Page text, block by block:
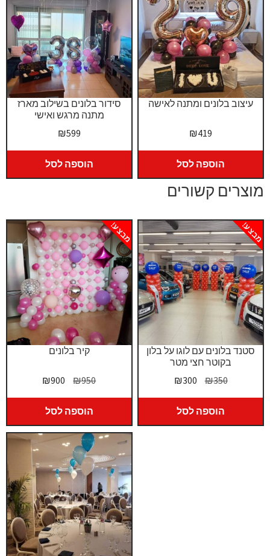
סידור בלונים בשילוב מארז
מתנה מרגש ואישי
₪599
הוספה לסל
עיצוב בלונים ומתנה לאישה
₪419
הוספה לסל
מוצרים קשורים
קיר בלונים
מבצע!
₪950
המחיר
המקורי
היה:
₪950.
₪900
המחיר
הנוכחי
₪900.
הוספה לסל
סטנד בלונים עם לוגו על בלון
בקוטר חצי מטר
מבצע!
₪350
המחיר
המקורי
היה:
₪350.
₪300
הנוכחי
₪300.
הוספה לסל